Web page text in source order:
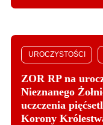
UROCZYSTOŚCI
ZOR RP na
Nieznanego
uczczenia
Korony